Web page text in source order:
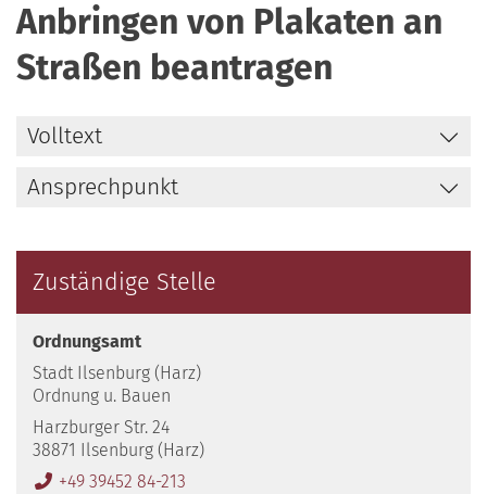
Anbringen von Plakaten an
Straßen beantragen
Volltext
Ansprechpunkt
Zuständige Stelle
Ordnungsamt
Stadt Ilsenburg (Harz)
Ordnung u. Bauen
Harzburger Str. 24
38871 Ilsenburg (Harz)
+49 39452 84-213